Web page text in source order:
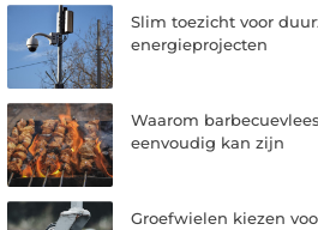
Slim toezicht voor
energieprojecten
Waarom
eenvoudig kan zijn
Groefwielen kiezen